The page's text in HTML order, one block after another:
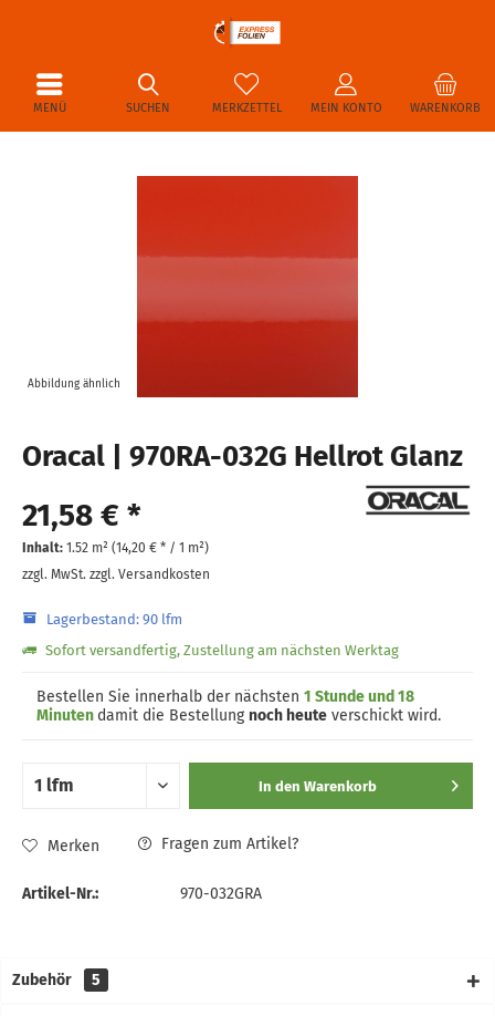
MENÜ WARENKORB
MERKZETTEL MEIN KONTO
SUCHEN
Abbildung ähnlich
Oracal | 970RA-032G Hellrot Glanz
21,58 € *
Inhalt: 1.52 m² (14,20 € * / 1 m²)
zzgl. MwSt. zzgl. Versandkosten
Lagerbestand: 90 lfm
Sofort versandfertig, Zustellung am nächsten Werktag
Bestellen Sie innerhalb der nächsten 1 Stunde und 18
Minuten damit die Bestellungnoch heute verschickt wird.
In den Warenkorb
Merken Fragen zum Artikel?
Artikel-Nr.: 970-032GRA
Zubehör 5